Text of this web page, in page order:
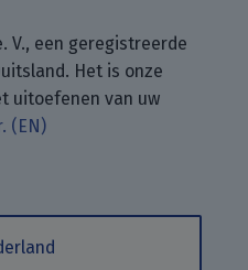
V., een geregistreerde
Het is onze
uitoefenen van uw
(EN)
blogposts met
via Matrix.